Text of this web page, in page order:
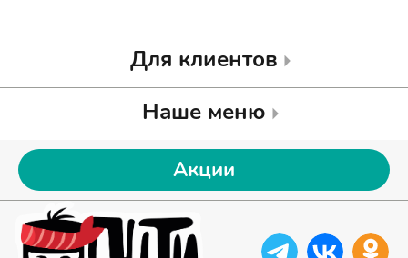
Для клиентов
Наше меню
Акции